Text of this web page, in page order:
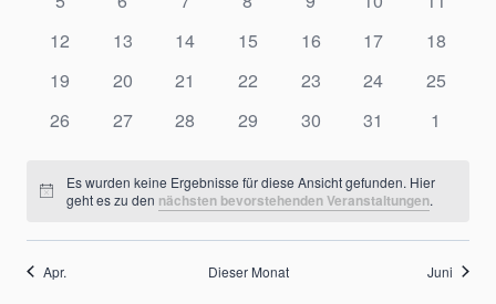
Veranstaltungen
0
12
0
13
0
14
0
15
0
16
0
17
0
18
0
19
0
20
0
21
0
22
0
23
0
24
0
25
0
26
0
27
0
28
0
29
0
30
0
31
0
1
Hinweis
Es wurden keine Ergebnisse für diese Ansicht gefunden. Hier
geht es zu den nächsten bevorstehenden Veranstaltungen.
Apr. Dieser Monat Juni